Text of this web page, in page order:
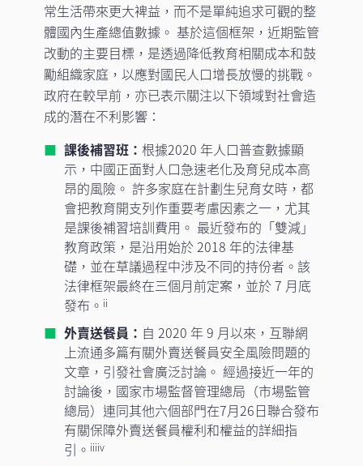
常生活帶來更大裨益，而不是單純追求可觀的整
體國內生產總值數據。 基於這個框架，近期監管
改動的主要目標，是透過降低教育相關成本和鼓
勵組織家庭，以應對國民人口增長放慢的挑戰。
政府在較早前，亦已表示關注以下領域對社會造
成的潛在不利影響：
課後補習班： 根據2020 年人口普查數據顯
示，中國正面對人口急速老化及育兒成本高
昂的風險。 許多家庭在計劃生兒育女時，都
會把教育開支列作重要考慮因素之一，尤其
是課後補習培訓費用。 最近發布的「雙減」
教育政策，是沿用始於 2018 年的法律基
礎，並在草議過程中涉及不同的持份者。該
法律框架最終在三個月前定案，並於 7 月底
發布。 ii
外賣送餐員： 自 2020 年 9 月以來，互聯網
上流通多篇有關外賣送餐員安全風險問題的
文章，引發社會廣泛討論。 經過接近一年的
討論後，國家市場監督管理總局（市場監管
總局）連同其他六個部門在7月26日聯合發布
有關保障外賣送餐員權利和權益的詳細指
引。 iiiiv